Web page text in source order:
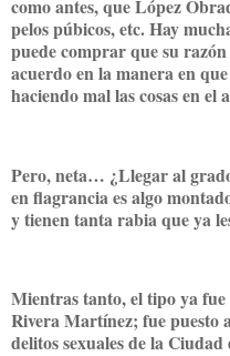
como antes, que López
pelos púbicos, etc. Hay
puede comprar que su
acuerdo en la manera en
haciendo mal las cosas en el
Pero, neta… ¿Llegar al
en flagrancia es algo
y tienen tanta rabia que ya
Mientras tanto, el tipo ya
Rivera Martínez; fue puesto
delitos sexuales de la